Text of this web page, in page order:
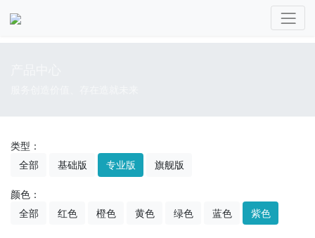
类型：
全部
基础版 专业版 旗舰版
颜色：
全部
红色 橙色 黄色 绿色 蓝色 紫色